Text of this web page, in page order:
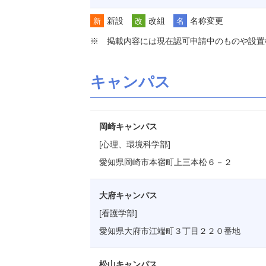
新 新設 改 改組 名 名称変更
掲載内容には現在認可申請中のものや設
キャンパス
岡崎キャンパス
[心理、環境科学部]
愛知県岡崎市本宿町上三本松６－２
大府キャンパス
[看護学部]
愛知県大府市江端町３丁目２２０番地
松山キャンパス